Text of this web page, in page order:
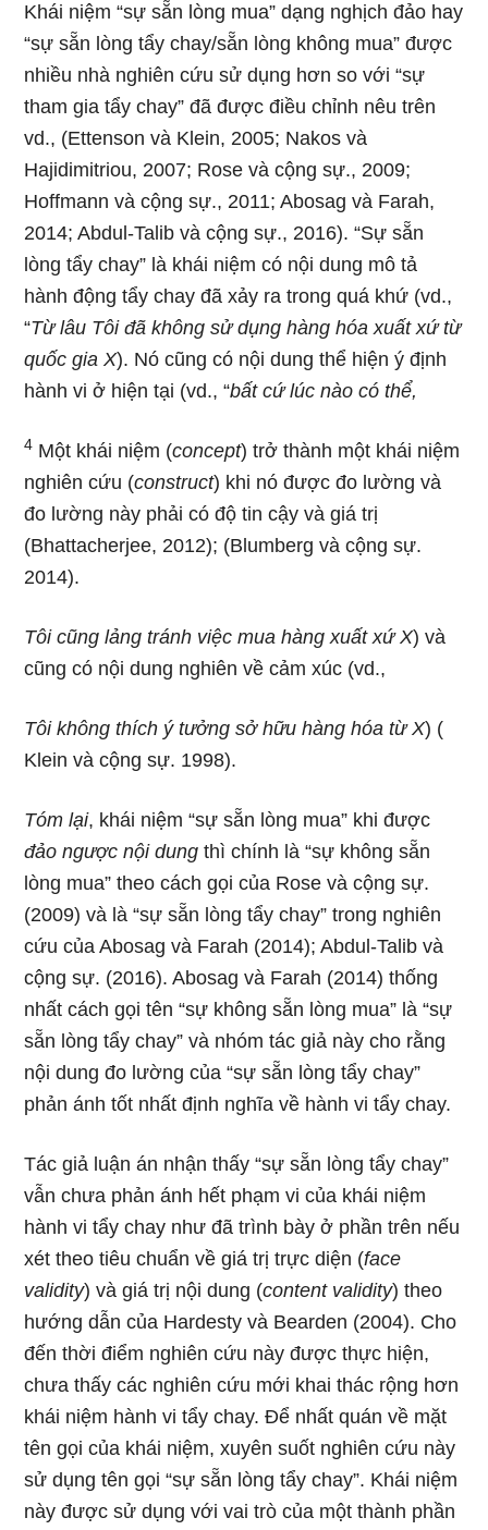
Khái niệm “sự sẵn lòng mua” dạng nghịch đảo hay
“sự sẵn lòng tẩy chay/sẵn lòng không mua” được
nhiều nhà nghiên cứu sử dụng hơn so với “sự
tham gia tẩy chay” đã được điều chỉnh nêu trên
vd., (Ettenson và Klein, 2005; Nakos và
Hajidimitriou, 2007; Rose và cộng sự., 2009;
Hoffmann và cộng sự., 2011; Abosag và Farah,
2014; Abdul-Talib và cộng sự., 2016). “Sự sẵn
lòng tẩy chay” là khái niệm có nội dung mô tả
hành động tẩy chay đã xảy ra trong quá khứ (vd.,
“Từ lâu Tôi đã không sử dụng hàng hóa xuất xứ từ
quốc gia X). Nó cũng có nội dung thể hiện ý định
hành vi ở hiện tại (vd., “bất cứ lúc nào có thể,
4 Một khái niệm (concept) trở thành một khái niệm
nghiên cứu (construct) khi nó được đo lường và
đo lường này phải có độ tin cậy và giá trị
(Bhattacherjee, 2012); (Blumberg và cộng sự.
2014).
Tôi cũng lảng tránh việc mua hàng xuất xứ X) và
cũng có nội dung nghiên về cảm xúc (vd.,
Tôi không thích ý tưởng sở hữu hàng hóa từ X) (
Klein và cộng sự. 1998).
Tóm lại, khái niệm “sự sẵn lòng mua” khi được
đảo ngược nội dungthì chính là “sự không sẵn
lòng mua” theo cách gọi của Rose và cộng sự.
(2009) và là “sự sẵn lòng tẩy chay” trong nghiên
cứu của Abosag và Farah (2014); Abdul-Talib và
cộng sự. (2016). Abosag và Farah (2014) thống
nhất cách gọi tên “sự không sẵn lòng mua” là “sự
sẵn lòng tẩy chay” và nhóm tác giả này cho rằng
nội dung đo lường của “sự sẵn lòng tẩy chay”
phản ánh tốt nhất định nghĩa về hành vi tẩy chay.
Tác giả luận án nhận thấy “sự sẵn lòng tẩy chay”
vẫn chưa phản ánh hết phạm vi của khái niệm
hành vi tẩy chay như đã trình bày ở phần trên nếu
xét theo tiêu chuẩn về giá trị trực diện (face
validity) và giá trị nội dung (content validity) theo
hướng dẫn của Hardesty và Bearden (2004). Cho
đến thời điểm nghiên cứu này được thực hiện,
chưa thấy các nghiên cứu mới khai thác rộng hơn
khái niệm hành vi tẩy chay. Để nhất quán về mặt
tên gọi của khái niệm, xuyên suốt nghiên cứu này
sử dụng tên gọi “sự sẵn lòng tẩy chay”. Khái niệm
này được sử dụng với vai trò của một thành phần